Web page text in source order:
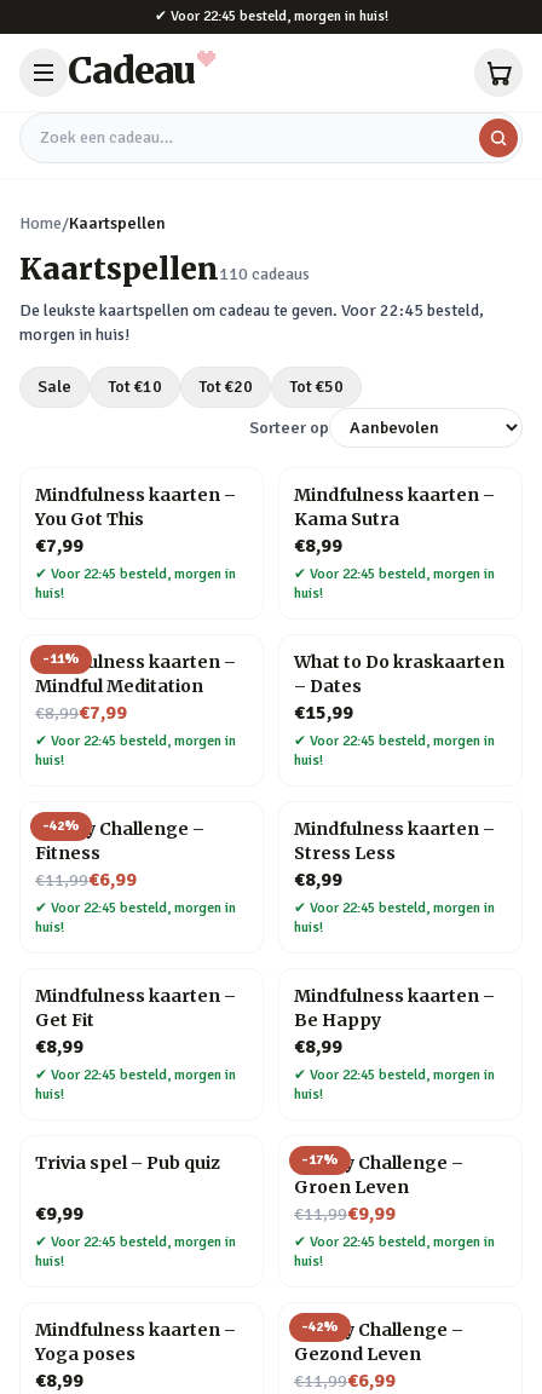
✔ Voor 22:45 besteld, morgen in huis!
Cadeau
Zoek een cadeau
Home/Kaartspellen
Kaartspellen110 cadeaus
De leukste kaartspellenom cadeau te geven. Voor 22:45 besteld,
morgen in huis!
Sale Tot €10 Tot €20 Tot €50
Sorteer op
Mindfulness kaarten –
You Got This
€7,99
✔ Voor 22:45 besteld, morgen in
huis!
Mindfulness kaarten –
Kama Sutra
€8,99
✔ Voor 22:45 besteld, morgen in
huis!
-11%
Mindfulness kaarten –
Mindful Meditation
€8,99
Nu voor€7,99
✔ Voor 22:45 besteld, morgen in
huis!
What to Do kraskaarten
– Dates
€15,99
✔ Voor 22:45 besteld, morgen in
huis!
-42%
30 Day Challenge –
Fitness
€11,99
Nu voor€6,99
✔ Voor 22:45 besteld, morgen in
huis!
Mindfulness kaarten –
Stress Less
€8,99
✔ Voor 22:45 besteld, morgen in
huis!
Mindfulness kaarten –
Get Fit
€8,99
✔ Voor 22:45 besteld, morgen in
huis!
Mindfulness kaarten –
Be Happy
€8,99
✔ Voor 22:45 besteld, morgen in
huis!
Trivia spel – Pub quiz
€9,99
✔ Voor 22:45 besteld, morgen in
huis!
-17%
30 Day Challenge –
Groen Leven
€11,99
Nu voor€9,99
✔ Voor 22:45 besteld, morgen in
huis!
Mindfulness kaarten –
Yoga poses
€8,99
-42%
30 Day Challenge –
Gezond Leven
€11,99
Nu voor€6,99